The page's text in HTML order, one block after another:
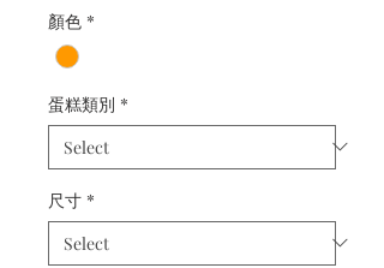
顏色 *
蛋糕類別 *
尺寸 *